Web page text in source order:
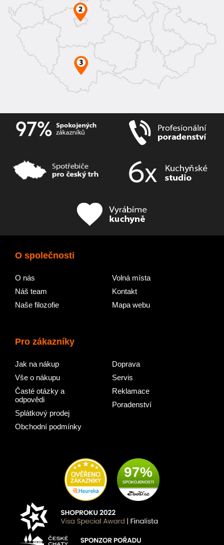
O společnosti
O nás
Náš team
Naše filozofie
Volná místa
Kontakt
Mapa webu
Pro zákazníky
Jak na nákup
Vše o nákupu
Časté otázky a
odpovědi
Splátkový prodej
Obchodní podmínky
Doprava
Servis
Reklamace
Poradenství
97%